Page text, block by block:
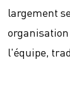
largement
l'équipe,